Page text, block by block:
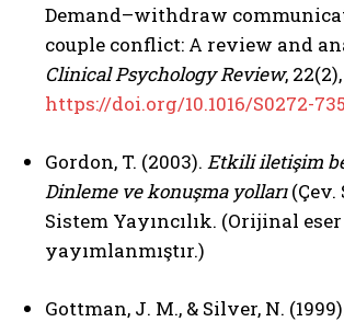
Gizlilik politikasını okudum, onaylıyorum.
Demand–withdraw
couple conflict: A review and
Clinical Psychology Review,
https://doi.org/10.1016/S0272-
Gordon, T. (2003). Etkili iletişim
Dinleme ve konuşma yolları(Çev.
Sistem Yayıncılık. (Orijinal eser
yayımlanmıştır.)
Gottman, J. M., & Silver, N.